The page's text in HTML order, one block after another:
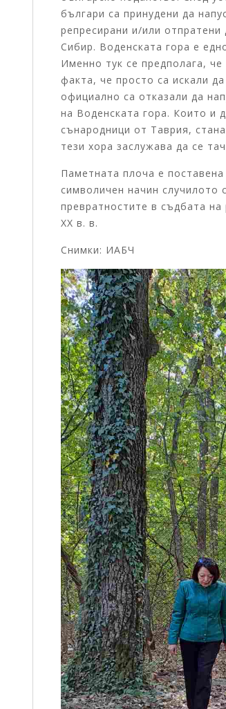
българи са принудени да
репресирани и/или
Сибир. Воденската гора е
Именно тук се предполага,
факта, че просто са искали
официално са отказали да
на Воденската гора. Които и
сънародници от Таврия,
тези хора заслужава да се
Паметната плоча е
символичен начин случилото
превратностите в съдбата на
ХХ в. в.
Снимки: ИАБЧ